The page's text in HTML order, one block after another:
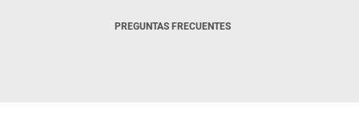
PREGUNTAS FRECUENTES